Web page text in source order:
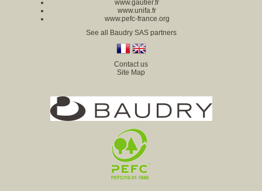
www.gautier.fr
www.unifa.fr
www.pefc-france.org
See all Baudry SAS partners
Contact us
Site Map